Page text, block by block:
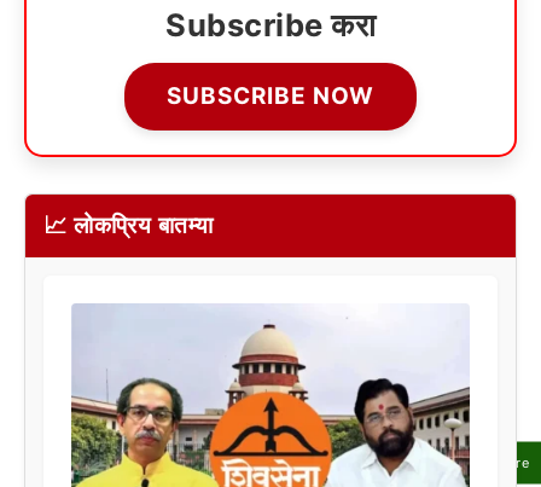
Share
Subscribe करा
SUBSCRIBE NOW
📈 लोकप्रिय बातम्या